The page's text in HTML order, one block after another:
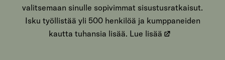
valitsemaan sinulle sopivimmat sisustusratkaisut.
Isku työllistää yli 500 henkilöä ja kumppaneiden
kautta tuhansia lisää. Lue lisää